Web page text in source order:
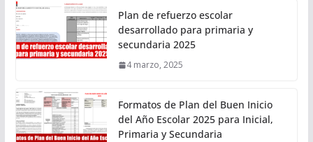
Plan de refuerzo escolar
desarrollado para primaria y
secundaria 2025
4 marzo, 2025
Formatos de Plan del Buen Inicio
del Año Escolar 2025 para Inicial,
Primaria y Secundaria